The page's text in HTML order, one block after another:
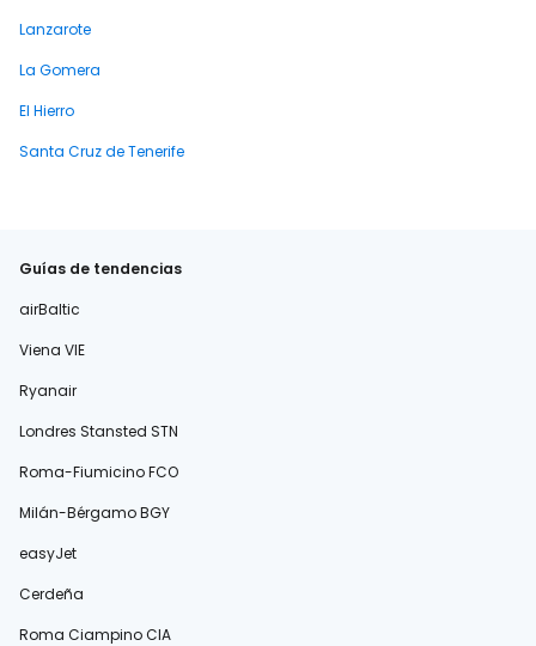
Lanzarote
La Gomera
El Hierro
Santa Cruz de Tenerife
Guías de tendencias
airBaltic
Viena VIE
Ryanair
Londres Stansted STN
Roma-Fiumicino FCO
Milán-Bérgamo BGY
easyJet
Cerdeña
Roma Ciampino CIA